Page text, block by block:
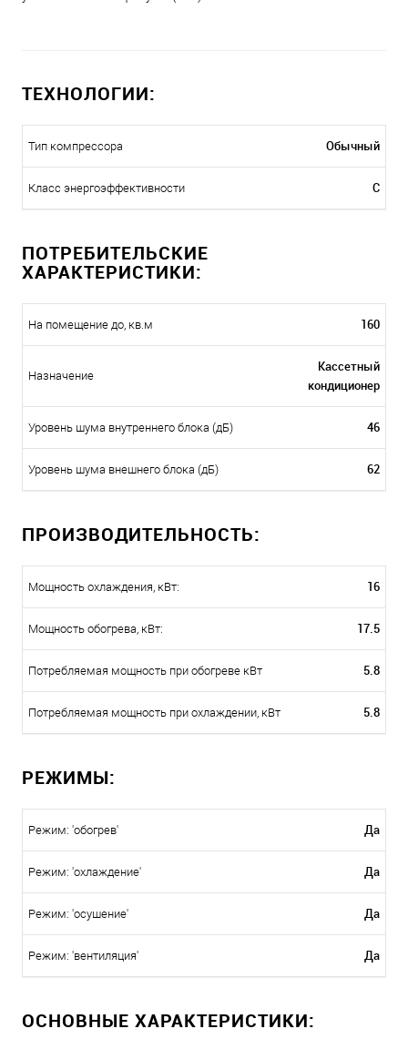
ТЕХНОЛОГИИ:
Тип компрессора Обычный
Класс энергоэффективности C
ПОТРЕБИТЕЛЬСКИЕ
ХАРАКТЕРИСТИКИ:
На помещение до, кв.м 160
Назначение
Кассетный
кондиционер
Уровень шума внутреннего блока (дБ) 46
Уровень шума внешнего блока (дБ) 62
ПРОИЗВОДИТЕЛЬНОСТЬ:
Мощность охлаждения, кВт: 16
Мощность обогрева, кВт: 17.5
Потребляемая мощность при обогреве кВт 5.8
Потребляемая мощность при охлаждении, кВт 5.8
РЕЖИМЫ:
Режим: 'обогрев' Да
Режим: 'охлаждение' Да
Режим: 'осушение' Да
Режим: 'вентиляция' Да
ОСНОВНЫЕ ХАРАКТЕРИСТИКИ: